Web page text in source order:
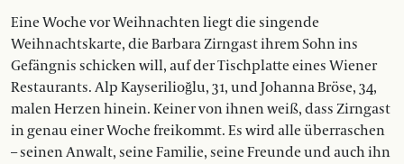
Eine Woche vor Weihnachten liegt die singende
Weihnachtskarte, die Barbara Zirngast ihrem Sohn ins
Gefängnis schicken will, auf der Tischplatte eines Wiener
Restaurants. Alp Kayserilioğlu, 31, und Johanna Bröse, 34,
malen Herzen hinein. Keiner von ihnen weiß, dass Zirngast
in ­genau einer Woche freikommt. Es wird alle überraschen
– seinen Anwalt, seine Familie, seine Freunde und auch ihn